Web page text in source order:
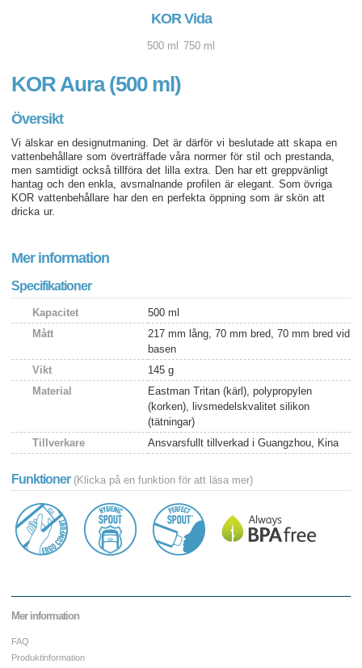
KOR Vida
500 ml 750 ml
KOR Aura (500 ml)
Översikt
Vi älskar en designutmaning. Det är därför vi beslutade att skapa en
vattenbehållare som överträffade våra normer för stil och prestanda,
men samtidigt också tillföra det lilla extra. Den har ett greppvänligt
hantag och den enkla, avsmalnande profilen är elegant. Som övriga
KOR vattenbehållare har den en perfekta öppning som är skön att
dricka ur.
Mer information
Specifikationer
Kapacitet
500 ml
Mått
217 mm lång, 70 mm bred, 70 mm bred vid
basen
Vikt
145 g
Material
Eastman Tritan (kärl), polypropylen
(korken), livsmedelskvalitet silikon
(tätningar)
Tillverkare
Ansvarsfullt tillverkad i Guangzhou, Kina
Funktioner(Klicka på en funktion för att läsa mer)
Mer information
FAQ
Produktinformation